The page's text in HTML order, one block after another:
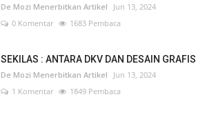
De Mozi Menerbitkan Artikel
Jun 13, 2024
0 Komentar
1683 Pembaca
SEKILAS : ANTARA DKV DAN DESAIN GRAFIS
De Mozi Menerbitkan Artikel
Jun 13, 2024
1 Komentar
1849 Pembaca